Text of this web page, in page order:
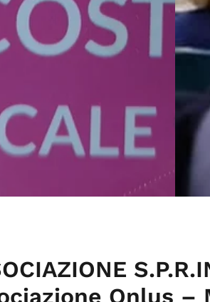
Onlus –